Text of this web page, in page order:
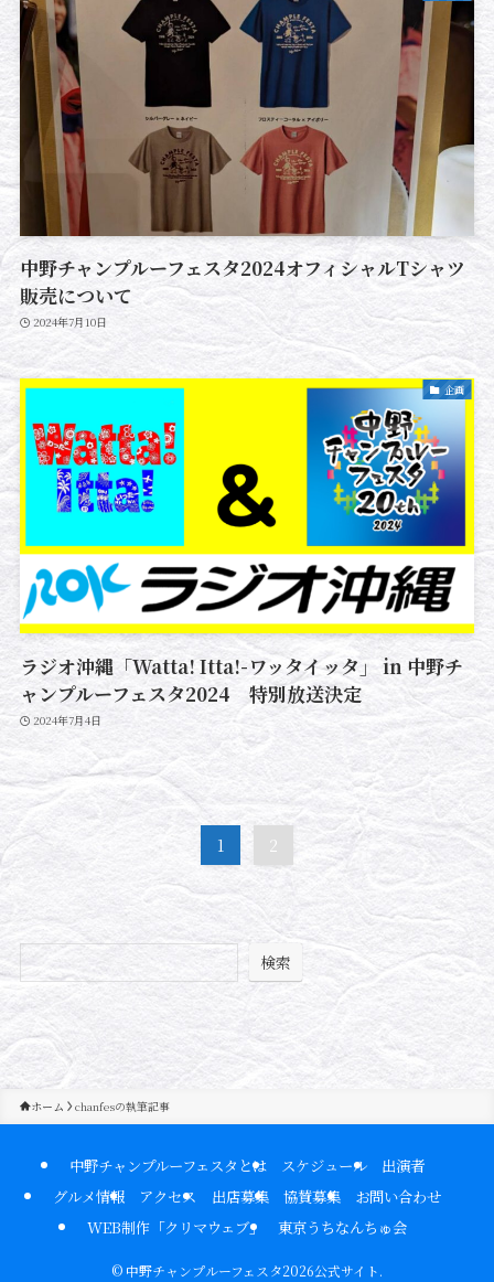
中野チャンプルーフェスタ2024オフィシャルTシャツ
販売について
2024年7月10日
企画
ラジオ沖縄「Watta! Itta!-ワッタイッタ」 in 中野チ
ャンプルーフェスタ2024 特別放送決定
2024年7月4日
1 2
検索
ホーム chanfesの執筆記事
中野チャンプルーフェスタとは スケジュール
出演者
グルメ情報
アクセス 出店募集 協賛募集
お問い合わせ
WEB制作「クリマウェブ」
東京うちなんちゅ会
© 中野チャンプルーフェスタ2026公式サイト.